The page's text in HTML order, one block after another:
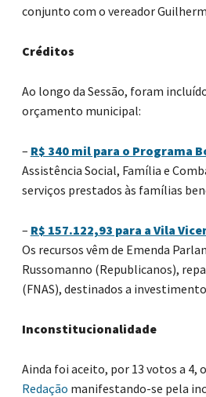
conjunto com o vereador
Créditos
Ao longo da Sessão, foram
orçamento municipal:
– R$ 340 mil para o Programa
Assistência Social, Família e
serviços prestados às famílias
– R$ 157.122,93 para a Vila
Os recursos vêm de Emenda
Russomanno (Republicanos),
(FNAS), destinados a
Inconstitucionalidade
Ainda foi aceito, por 13 votos a 4, o
Redação manifestando-se pela